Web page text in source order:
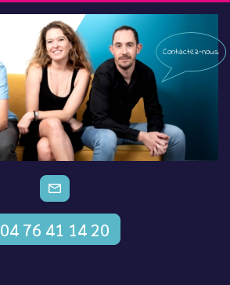
Contactez-nous
CONTACTEZ-NOUS
04 76 41 14 20